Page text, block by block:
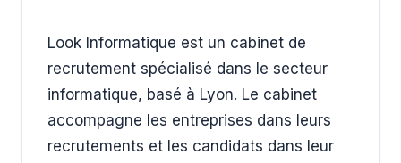
Look Informatique est un cabinet de
recrutement spécialisé dans le secteur
informatique, basé à Lyon. Le cabinet
accompagne les entreprises dans leurs
recrutements et les candidats dans leur